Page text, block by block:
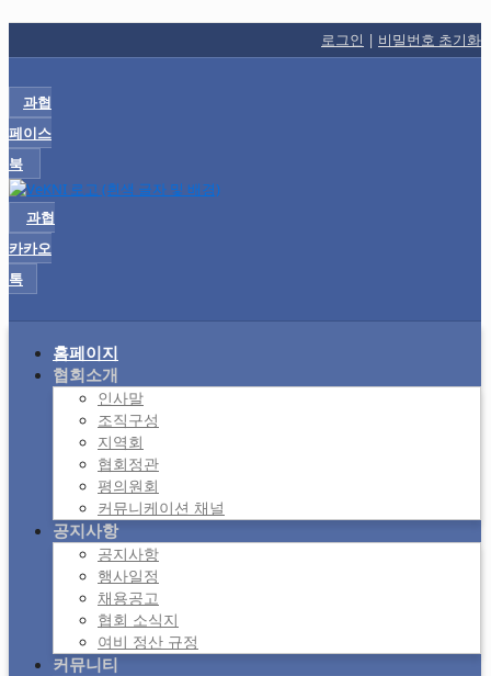
로그인 | 비밀번호 초기화
과협
페이스
북
과협
카카오
톡
홈페이지
협회소개
인사말
조직구성
지역회
협회정관
평의원회
커뮤니케이션 채널
공지사항
공지사항
행사일정
채용공고
협회 소식지
여비 정산 규정
커뮤니티